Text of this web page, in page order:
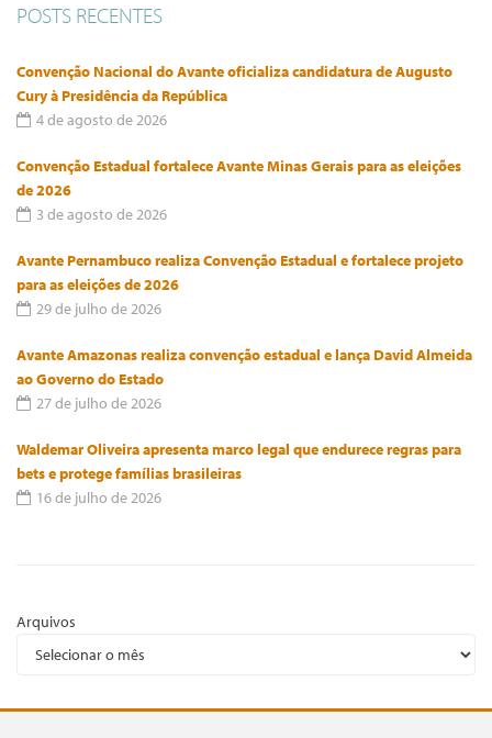
POSTS RECENTES
Convenção Nacional do Avante oficializa candidatura de Augusto
Cury à Presidência da República
4 de agosto de 2026
Convenção Estadual fortalece Avante Minas Gerais para as eleições
de 2026
3 de agosto de 2026
Avante Pernambuco realiza Convenção Estadual e fortalece projeto
para as eleições de 2026
29 de julho de 2026
Avante Amazonas realiza convenção estadual e lança David Almeida
ao Governo do Estado
27 de julho de 2026
Waldemar Oliveira apresenta marco legal que endurece regras para
bets e protege famílias brasileiras
16 de julho de 2026
Arquivos